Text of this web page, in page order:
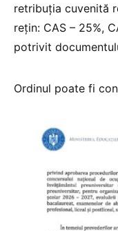
retribuția cuvenită
rețin: CAS – 25%,
potrivit
Ordinul poate fi